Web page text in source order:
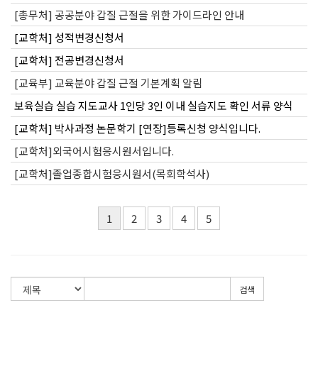
[총무처] 공공분야 갑질 근절을 위한 가이드라인 안내
[교학처] 성적변경신청서
[교학처] 전공변경신청서
[교육부] 교육분야 갑질 근절 기본계획 알림
보육실습 실습 지도교사 1인당 3인 이내 실습지도 확인 서류 양식
[교학처] 박사과정 논문학기 [연장]등록신청 양식입니다.
[교학처]외국어시험응시원서입니다.
[교학처]졸업종합시험응시원서(목회학석사)
1 2 3 4 5
검색